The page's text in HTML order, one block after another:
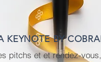
KEYNOTE BY
pitchs et et rendez-vous,